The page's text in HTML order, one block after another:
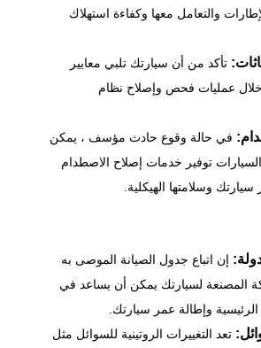
والتعامل معها وكفاءة استهلاك
تأكد من أن سيارتك تلبي معايير
خلال عمليات فحص وإصلاح نظام
في حالة وقوع حادث مؤسف ، يمكن
توفير خدمات إصلاح الاصطدام
وسلامتها الهيكلية.
إن اتباع جدول الصيانة الموصى به
المصنعة لسيارتك يمكن أن يساعد في
وإطالة عمر سيارتك.
تعد التغييرات الروتينية للسوائل مثل